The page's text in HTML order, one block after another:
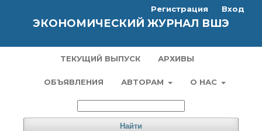
ЭКОНОМИЧЕСКИЙ ЖУРНАЛ ВШЭ
ТЕКУЩИЙ ВЫПУСК АРХИВЫ
ОБЪЯВЛЕНИЯ АВТОРАМ О НАС
Найти
Регистрация Вход